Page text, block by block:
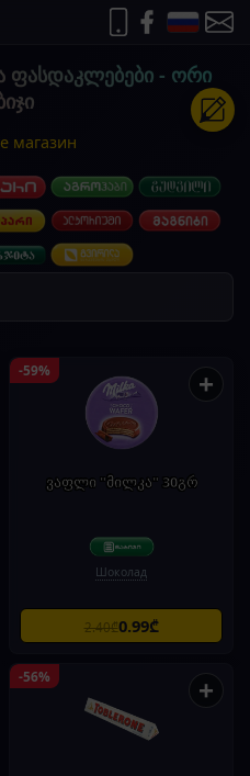
ფასდაკლებები - ორი
магазин
-59% +
ვაფლი "მილკა" 30გრ
Шоколад
2.40₾0.99₾
-56% +